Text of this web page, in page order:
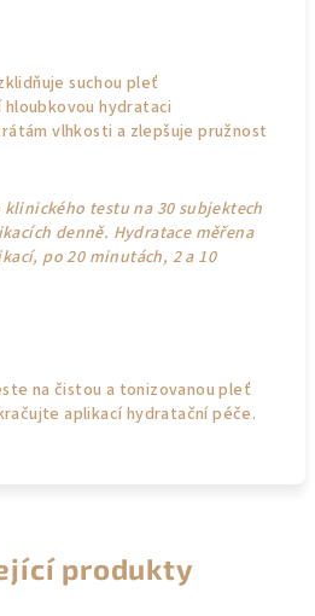
suchou pleť
hydrataci
vlhkosti a zlepšuje pružnost
klinického testu na 30 subjektech
denně. Hydratace měřena
po 20 minutách, 2 a 10
na čistou a tonizovanou pleť
aplikací hydratační péče.
produkty